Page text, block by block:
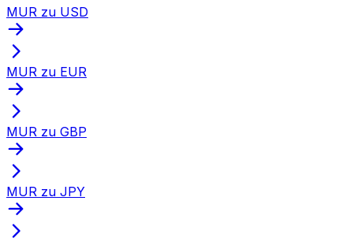
MUR zu USD
MUR zu EUR
MUR zu GBP
MUR zu JPY